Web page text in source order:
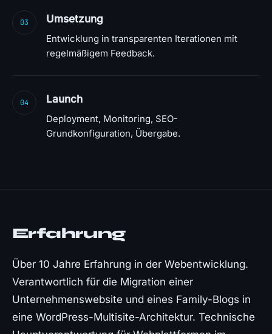
03 Umsetzung
Entwicklung in transparenten Iterationen mit
regelmäßigem Feedback.
04 Launch
Deployment, Monitoring, SEO-
Grundkonfiguration, Übergabe.
Erfahrung
Über 10 Jahre Erfahrung in der Webentwicklung.
Verantwortlich für die Migration einer
Unternehmenswebsite und eines Family-Blogs in
eine WordPress-Multisite-Architektur. Technische